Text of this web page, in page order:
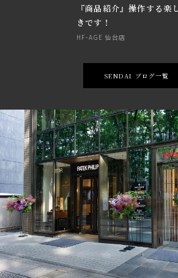
『商品紹介』操作する楽
きです！
HF-AGE 仙台店
SENDAI ブログ一覧